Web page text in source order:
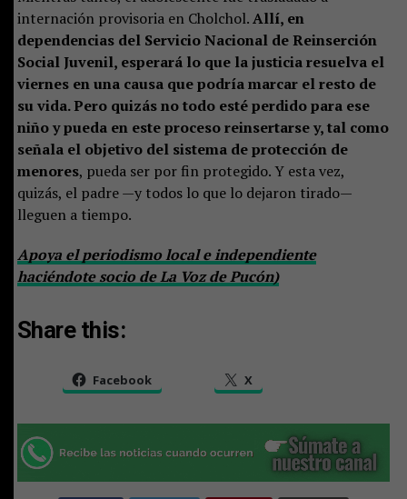
internación provisoria en Cholchol.Allí, en
dependencias del Servicio Nacional de Reinserción
Social Juvenil, esperará lo que la justicia resuelva el
viernes en una causa que podría marcar el resto de
su vida. Pero quizás no todo esté perdido para ese
niño y pueda en este proceso reinsertarse y, tal como
señala el objetivo del sistema de protección de
menores, pueda ser por fin protegido. Y esta vez,
quizás, el padre —y todos lo que lo dejaron tirado—
lleguen a tiempo.
Apoya el periodismo local e independiente
haciéndote socio de La Voz de Pucón)
Share this:
Facebook X